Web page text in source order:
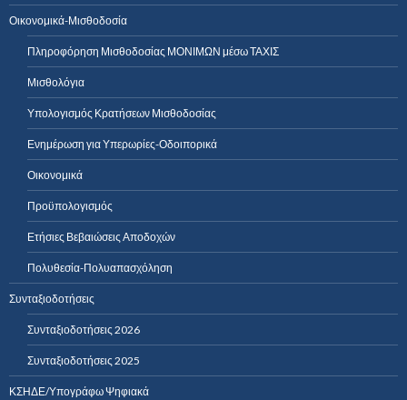
Οικονομικά-Μισθοδοσία
Πληροφόρηση Μισθοδοσίας ΜΟΝΙΜΩΝ μέσω ΤΑΧΙΣ
Μισθολόγια
Υπολογισμός Κρατήσεων Μισθοδοσίας
Ενημέρωση για Υπερωρίες-Οδοιπορικά
Οικονομικά
Προϋπολογισμός
Ετήσιες Βεβαιώσεις Αποδοχών
Πολυθεσία-Πολυαπασχόληση
Συνταξιοδοτήσεις
Συνταξιοδοτήσεις 2026
Συνταξιοδοτήσεις 2025
ΚΣΗΔΕ/Υπογράφω Ψηφιακά